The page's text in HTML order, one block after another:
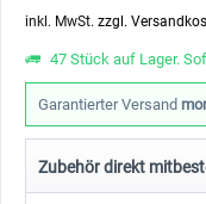
inkl. MwSt. zzgl.
47 Stück auf Lager.
Garantierter Versand
Zubehör direkt